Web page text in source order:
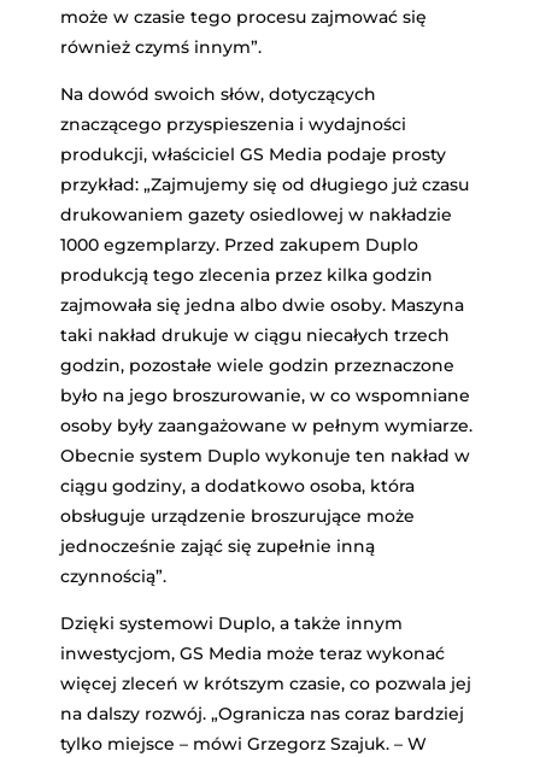
może w czasie tego procesu zajmować się
również czymś innym”.
Na dowód swoich słów, dotyczących
znaczącego przyspieszenia i wydajności
produkcji, właściciel GS Media podaje prosty
przykład: „Zajmujemy się od długiego już czasu
drukowaniem gazety osiedlowej w nakładzie
1000 egzemplarzy. Przed zakupem Duplo
produkcją tego zlecenia przez kilka godzin
zajmowała się jedna albo dwie osoby. Maszyna
taki nakład drukuje w ciągu niecałych trzech
godzin, pozostałe wiele godzin przeznaczone
było na jego broszurowanie, w co wspomniane
osoby były zaangażowane w pełnym wymiarze.
Obecnie system Duplo wykonuje ten nakład w
ciągu godziny, a dodatkowo osoba, która
obsługuje urządzenie broszurujące może
jednocześnie zająć się zupełnie inną
czynnością”.
Dzięki systemowi Duplo, a także innym
inwestycjom, GS Media może teraz wykonać
więcej zleceń w krótszym czasie, co pozwala jej
na dalszy rozwój. „Ogranicza nas coraz bardziej
tylko miejsce – mówi Grzegorz Szajuk. – W